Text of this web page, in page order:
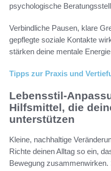
psychologische
Verbindliche Pausen, klare
gepflegte soziale Kontakte
stärken deine mentale
Tipps zur Praxis und
Lebensstil-
Hilfsmittel, die
unterstützen
Kleine, nachhaltige
Richte deinen Alltag so ein,
Bewegung